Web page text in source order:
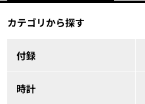
カテゴリから探す
付録
時計